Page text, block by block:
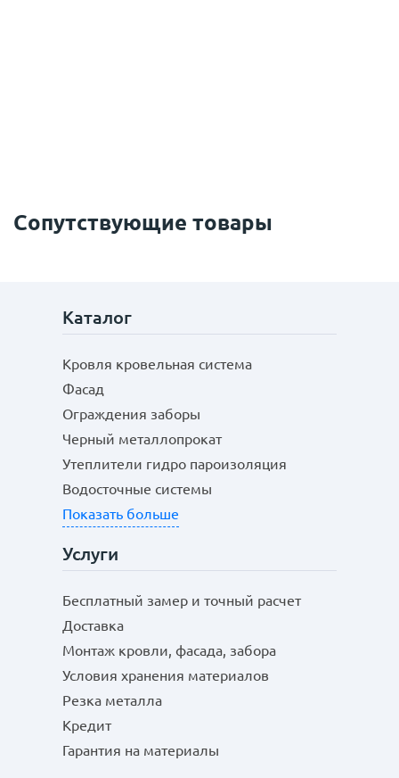
политикой обработки персональных данных
ознакомлен(-а) и даю согласие
политикой конфиденциальности
и даю согласие
Сопутствующие товары
Каталог
Кровля кровельная система
Фасад
Ограждения заборы
Черный металлопрокат
Утеплители гидро пароизоляция
Водосточные системы
Показать больше
Услуги
Бесплатный замер и точный расчет
Доставка
Монтаж кровли, фасада, забора
Условия хранения материалов
Резка металла
Кредит
Гарантия на материалы